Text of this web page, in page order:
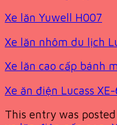
Xe lăn Yuwell H007
Xe lăn nhôm du lịch
Xe lăn cao cấp bánh
Xe ăn điện Lucass
This entry was